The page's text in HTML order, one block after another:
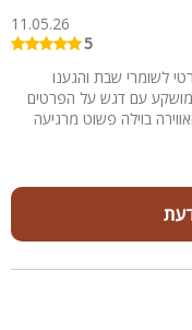
11.05.26
5
לשומרי שבת והגענו
מושקע עם דגש על הפרטים
בוילה פשוט מרגיעה